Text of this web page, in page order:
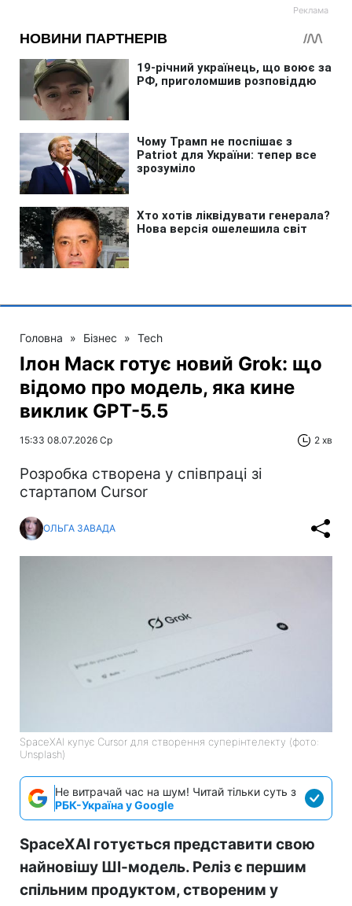
Головна » Бізнес » Tech
Ілон Маск готує новий Grok: що
відомо про модель, яка кине
виклик GPT-5.5
15:33 08.07.2026 Ср 2 хв
Розробка створена у співпраці зі
стартапом Cursor
ОЛЬГА ЗАВАДА
SpaceXAI купує Cursor для створення суперінтелекту (фото:
Unsplash)
Не витрачай час на шум! Читай тільки суть з
РБК-Україна у Google
SpaceXAI готується представити свою
найновішу ШІ-модель. Реліз є першим
спільним продуктом, створеним у